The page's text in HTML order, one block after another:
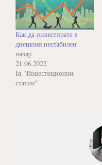
Как да инвестирате в
днешния нестабилен
пазар
21.06.2022
In "Инвестиционни
статии"